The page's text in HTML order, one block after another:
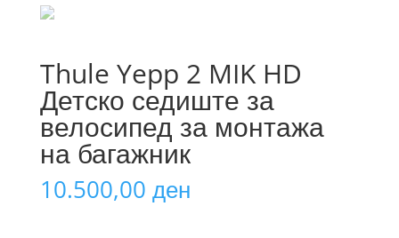
Thule Yepp 2 MIK HD
Детско седиште за
велосипед за монтажа
на багажник
10.500,00 ден